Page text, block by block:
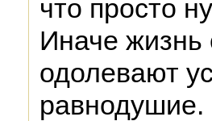
что просто
Иначе жизнь
одолевают
равнодушие.